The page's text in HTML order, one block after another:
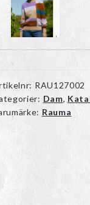
RAU127002
Dam,
Rauma